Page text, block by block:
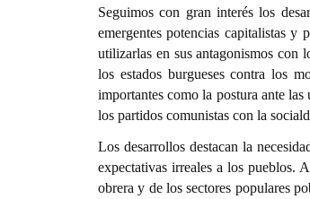
Seguimos con gran interés los
emergentes potencias capitalistas y
utilizarlas en sus antagonismos con
los estados burgueses contra los
importantes como la postura ante
los partidos comunistas con la
Los desarrollos destacan la
expectativas irreales a los pueblos.
obrera y de los sectores populares